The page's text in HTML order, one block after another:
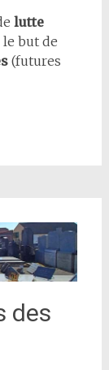
lutte
le but de
(futures
des